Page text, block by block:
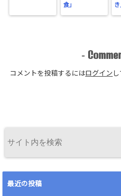
食」
き
-
コメントを投稿するには ログイン
最近の投稿